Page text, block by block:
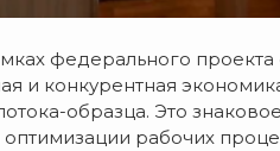
федерального проекта
и конкурентная
образца. Это
рабочих